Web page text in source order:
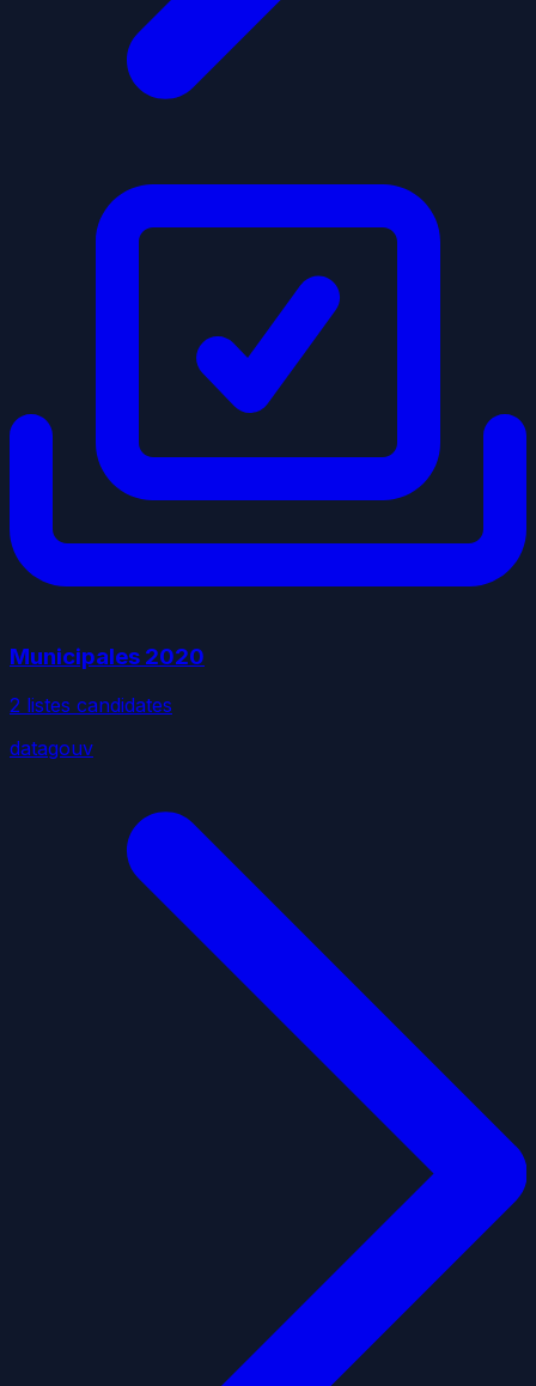
Municipales 2020
2 listes candidates
datagouv